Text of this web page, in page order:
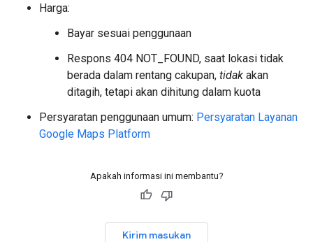
Harga:
Bayar sesuai penggunaan
Respons 404 NOT_FOUND, saat lokasi tidak
berada dalam rentang cakupan, tidak akan
ditagih, tetapi akan dihitung dalam kuota
Persyaratan penggunaan umum: Persyaratan Layanan
Google Maps Platform
Apakah informasi ini membantu?
Kirim masukan